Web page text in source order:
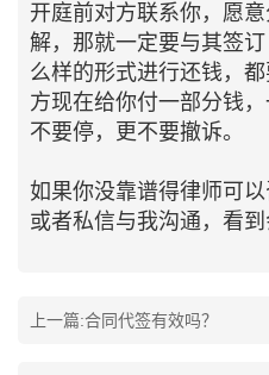
开庭前对方联系你，愿
解，那就一定要与其签
么样的形式进行还钱，
方现在给你付一部分钱
不要停，更不要撤诉。
如果你没靠谱得律师可
或者私信与我沟通，看到
上一篇:合同代签有效吗？